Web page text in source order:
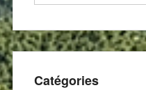
Catégories